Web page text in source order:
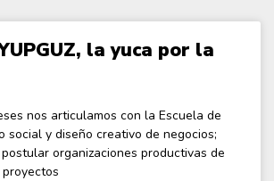
la yuca por la
nos articulamos con la Escuela de
social y diseño creativo de negocios;
organizaciones productivas de